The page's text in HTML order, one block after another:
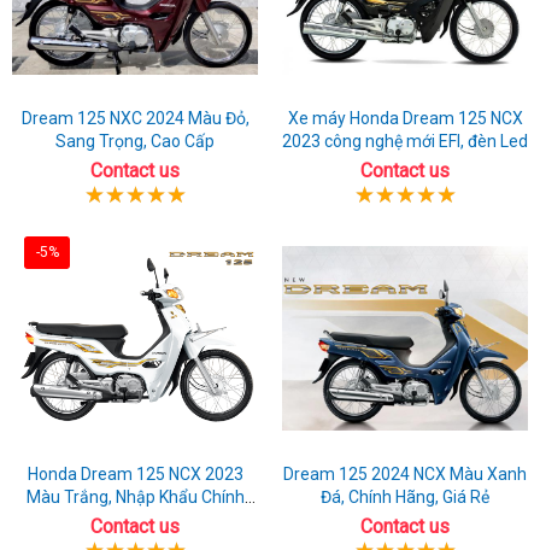
Dream 125 NXC 2024 Màu Đỏ,
Sang Trọng, Cao Cấp
Contact us
Xe máy Honda Dream 125 NCX
2023 công nghệ mới EFI, đèn Led
Contact us
-5%
Honda Dream 125 NCX 2023
Màu Trắng, Nhập Khẩu Chính
Hãng
Contact us
Dream 125 2024 NCX Màu Xanh
Đá, Chính Hãng, Giá Rẻ
Contact us